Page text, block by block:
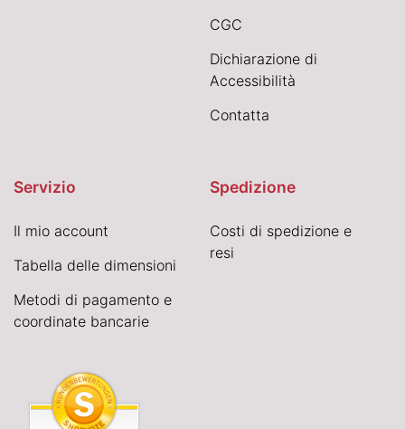
CGC
Dichiarazione di
Accessibilità
Contatta
Servizio
Il mio account
Tabella delle dimensioni
Metodi di pagamento e
coordinate bancarie
Spedizione
Costi di spedizione e
resi